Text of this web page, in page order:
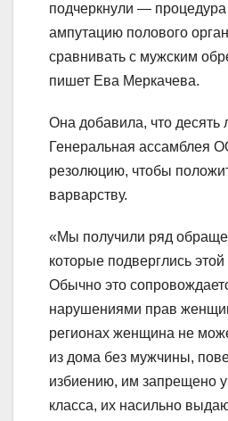
подчеркнули —
ампутацию полового
сравнивать с мужским
пишет Ева Меркачева.
Она добавила, что десять
Генеральная ассамблея
резолюцию, чтобы
варварству.
«Мы получили ряд
которые подверглись
Обычно это
нарушениями прав
регионах женщина не
из дома без мужчины,
избиению, им запрещено
класса, их насильно